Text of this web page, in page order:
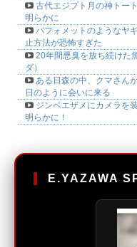
古代エジプト月の神トー
明らかに
バフォメットのようなヤ
止方法が恐怖すぎた
20年間悪臭を放ち続けた
ダ）
ある日森の中、クマさん
日のように会いに来る
ジンベエザメにカメラを
明らかに！
E.YAZAWA